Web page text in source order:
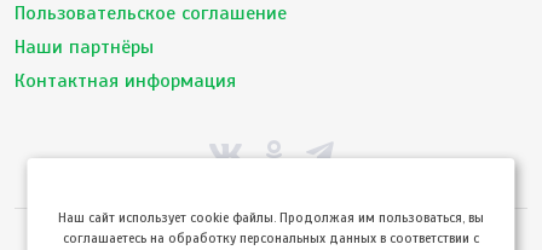
Пользовательское соглашение
Наши партнёры
Контактная информация
© ТвойПродукт 2010 - 2026
Hаш сайт использует cookie файлы. Продолжая им пользоваться, вы
соглашаетесь на обработку персональных данных в соответствии с